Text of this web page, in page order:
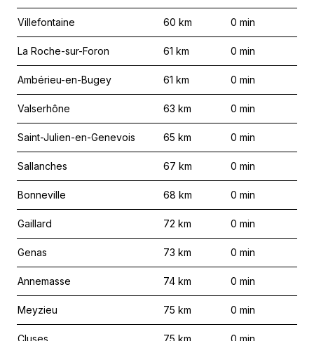
Villefontaine 60 km 0 min
La Roche-sur-Foron 61 km 0 min
Ambérieu-en-Bugey 61 km 0 min
Valserhône 63 km 0 min
Saint-Julien-en-Genevois 65 km 0 min
Sallanches 67 km 0 min
Bonneville 68 km 0 min
Gaillard 72 km 0 min
Genas 73 km 0 min
Annemasse 74 km 0 min
Meyzieu 75 km 0 min
Cluses 75 km 0 min